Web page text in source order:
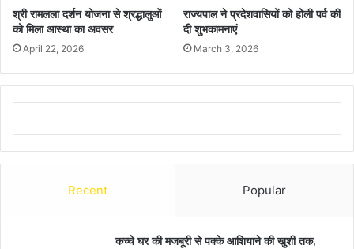
श्री रामलला दर्शन योजना से श्रद्धालुओं
को मिला आस्था का अवसर
April 22, 2026
राज्यपाल ने प्रदेशवासियों को होली पर्व की
दी शुभकामनाएं
March 3, 2026
Recent Popular
कच्चे घर की मजबूरी से पक्के आशियाने की खुशी तक,